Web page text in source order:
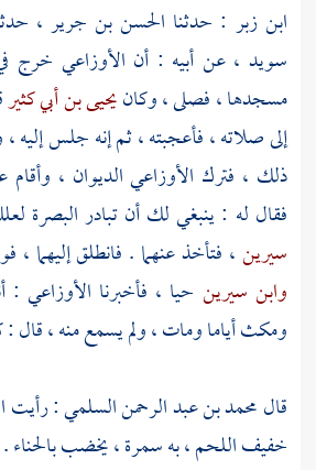
ابن زبر : حدثنا الحسن بن جرير ،
سويد ، عن أبيه : أن الأوزاعي خرج
مسجدها ، فصلى ، وكانيحيى بن أبي كثير
إلى صلاته ، فأعجبته ، ثم إنه جلس إليه
ذلك ، فترك الأوزاعيالديوان ،
فقال له : ينبغي لك أن تبادرالبصرة
سيرين، فتأخذ عنهما . فانطلق إليهما ،
وابن سيرين حيا ، فأخبرنا الأوزاعي :
ومكث أياما ومات ، ولم يسمع منه ، قال :
قالمحمد بن عبد الرحمن السلمي: رأيت
خفيف اللحم ، به سمرة ، يخضب بالحناء .